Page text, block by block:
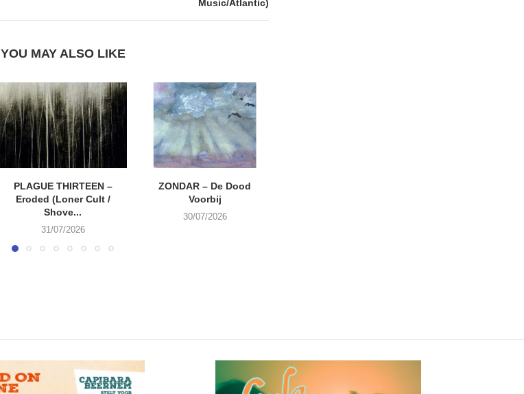
Music/Atlantic)
YOU MAY ALSO LIKE
PLAGUE THIRTEEN –
Eroded (Loner Cult /
Shove...
31/07/2026
ZONDAR – De Dood
Voorbij
30/07/2026